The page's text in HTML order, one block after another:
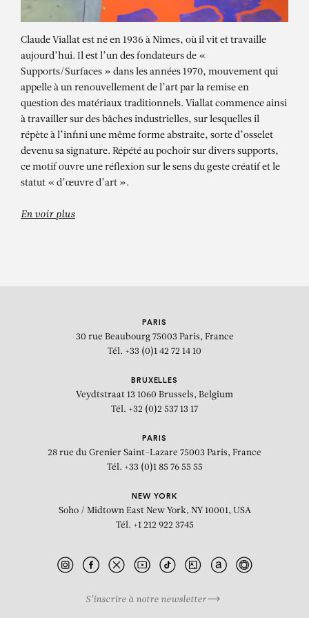
CLAUDE VIALLAT
Claude Viallat
Claude Viallat est né en 1936 à Nîmes, où il vit et travaille
aujourd’hui. Il est l’un des fondateurs de «
Supports/Surfaces » dans les années 1970, mouvement qui
appelle à un renouvellement de l’art par la remise en
question des matériaux traditionnels. Viallat commence ainsi
à travailler sur des bâches industrielles, sur lesquelles il
répète à l’infini une même forme abstraite, sorte d’osselet
devenu sa signature. Répété au pochoir sur divers supports,
ce motif ouvre une réflexion sur le sens du geste créatif et le
statut « d’œuvre d’art ».
En voir plus
PARIS
30 rue Beaubourg 75003 Paris, France
Tél. +33 (0)1 42 72 14 10
BRUXELLES
Veydtstraat 13 1060 Brussels, Belgium
Tél. +32 (0)2 537 13 17
PARIS
28 rue du Grenier Saint-Lazare 75003 Paris, France
Tél. +33 (0)1 85 76 55 55
NEW YORK
Soho / Midtown East New York, NY 10001, USA
Tél. +1 212 922 3745
S’inscrire à notre newsletter